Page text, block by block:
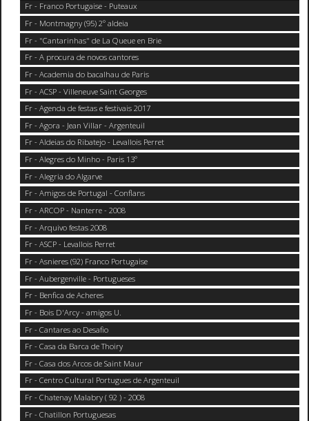
Fr - Franco Portugaise - Puteaux
Fr - Montmagny (95) 2° aldeia
Fr - "Cantarinhas" de La Queue en Brie
Fr - A procura de novos cantores
Fr - Academia do bacalhau de Paris
Fr - ACSP - Villeneuve Saint Georges
Fr - Agenda de festas e festivais 2017
Fr - Agora - Jean Villar - Argenteuil
Fr - Aldeias do Ribatejo - Levallois Perret
Fr - Alegres do Minho - Paris 13°
Fr - Alegria do Algarve
Fr - Amigos de Portugal - Conflans
Fr - ARCOP - Nanterre - 2008
Fr - Arquivo festas 2008
Fr - ASCP - Levallois Perret
Fr - Asnieres (92) Franco Portugaise
Fr - Aubergenville - Portugueses
Fr - Benfica de Acheres
Fr - Bois D'Arcy - amigos U.
Fr - Cantares ao Desafio
Fr - Casa da Barca de Thoiry
Fr - Casa dos Arcos de Saint Maur
Fr - Centro Cultural Portugues de Argenteuil
Fr - Chatenay Malabry ( 92 ) - 2008
Fr - Chatillon Portuguesas